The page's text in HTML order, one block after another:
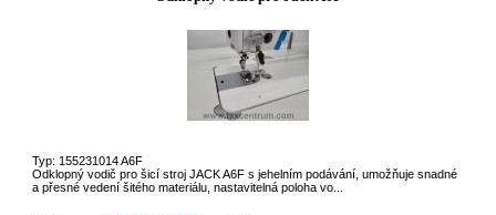
Typ: 155231014 A6F
Odklopný vodič pro šicí stroj JACK A6F s jehelním podávání, umožňuje snadné
a přesné vedení šitého materiálu, nastavitelná poloha vo...